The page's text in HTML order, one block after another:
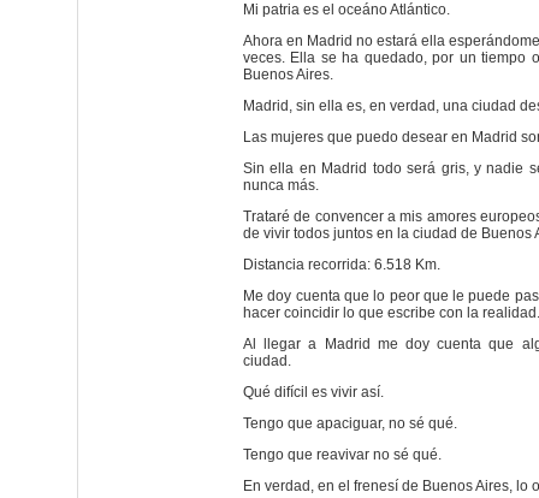
Mi patria es el oceáno Atlántico.
Ahora en Madrid no estará ella
veces. Ella se ha quedado, por un tiempo
Buenos Aires.
Madrid, sin ella es, en verdad, una ciudad
Las mujeres que puedo desear en Madrid
Sin ella en Madrid todo será gris, y nadie
nunca más.
Trataré de convencer a mis amores
de vivir todos juntos en la ciudad de Buenos
Distancia recorrida: 6.518 Km.
Me doy cuenta que lo peor que le puede
hacer coincidir lo que escribe con la realidad.
Al llegar a Madrid me doy cuenta que
ciudad.
Qué difícil es vivir así.
Tengo que apaciguar, no sé qué.
Tengo que reavivar no sé qué.
En verdad, en el frenesí de Buenos Aires, lo